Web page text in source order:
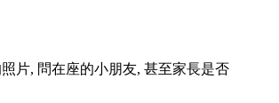
片, 問在座的小朋友, 甚至家長是否